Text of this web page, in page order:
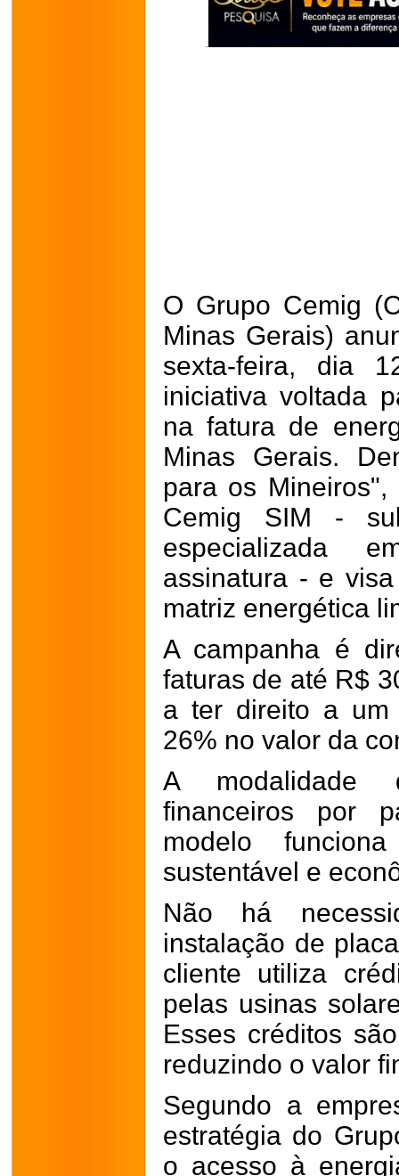
O Grupo Cemig
Minas Gerais)
sexta-feira, dia
iniciativa voltada
na fatura de
Minas Gerais.
para os
Cemig SIM -
especializada
assinatura - e
matriz energética
A campanha é
faturas de até R$
a ter direito a um
26% no valor da
A modalidade
financeiros por
modelo
sustentável e
Não há
instalação de
cliente utiliza
pelas usinas
Esses créditos
reduzindo o valor
Segundo a
estratégia do
o acesso à